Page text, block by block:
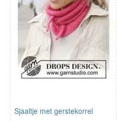
Sjaaltje met gerstekorrel